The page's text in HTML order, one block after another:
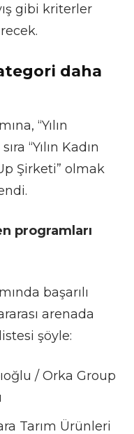
gibi kriterler
daha
“Yılın
“Yılın Kadın
Şirketi” olmak
programları
başarılı
arenada
şöyle:
/ Orka Group
Tarım Ürünleri